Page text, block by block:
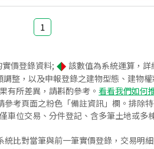
1
價登錄資料; 該數值為系統運算，詳
整，以及申報登錄之建物型態、建物
有所差異，請斟酌參考。 看看我們如何
考頁面之粉色「備註資訊」欄。排除
位交易、分件登記、含多筆土地或多
比對當筆與前一筆實價登錄，交易明